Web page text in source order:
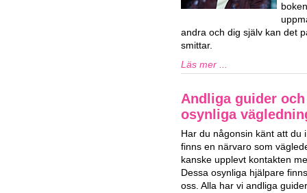
andra och dig själv kan det
smittar.
Läs mer ...
Andliga guider
osynliga
Har du någonsin känt att du
finns en närvaro som
kanske upplevt kontakten
Dessa osynliga hjälpare
oss. Alla har vi andliga